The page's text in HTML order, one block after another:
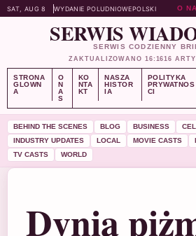
SAT, AUG 8 WYDANIE POLUDNIOWEPOLSKI O
SERWISSERWIS CODZIENNY
ZAKTUALIZOWANO 16:1616
STRONA
GLOWN
A
O
N
A
S
KO
NTA
KT
NASZA
HISTOR
IA
POLITYKA
PRYWATNOS
CI
BEHIND THE SCENES BLOG BUSINESS
INDUSTRY UPDATES
LOCAL MOVIE CASTS
TV CASTS
WORLD
Dynia